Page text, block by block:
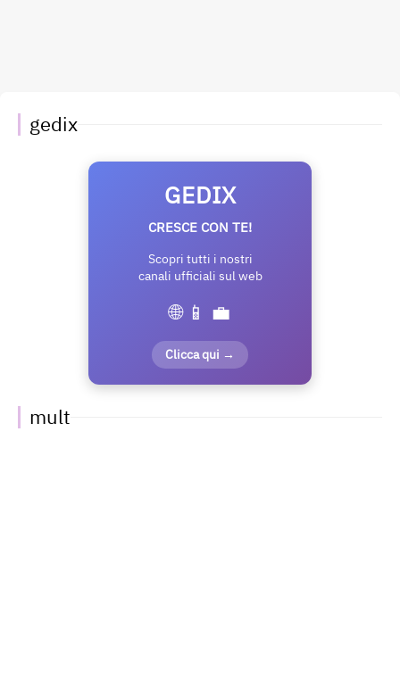
gedix
GEDIX
CRESCE CON TE!
Scopri tutti i nostri
canali ufficiali sul web
🌐 📱 💼
Clicca qui →
mult